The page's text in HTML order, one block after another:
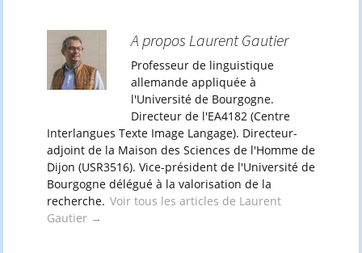
A propos Laurent Gautier
Professeur de linguistique
allemande appliquée à
l'Université de Bourgogne.
Directeur de l'EA4182 (Centre
Interlangues Texte Image Langage). Directeur-
adjoint de la Maison des Sciences de l'Homme de
Dijon (USR3516). Vice-président de l'Université de
Bourgogne délégué à la valorisation de la
recherche. Voir tous les articles de Laurent
Gautier →